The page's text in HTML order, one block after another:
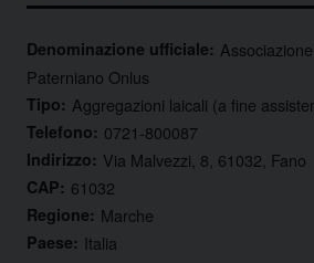
Denominazione ufficiale:
Paterniano Onlus
Tipo: Aggregazioni laicali (a fine
Telefono: 0721-800087
Indirizzo: Via Malvezzi, 8, 61032, Fano
CAP: 61032
Regione: Marche
Paese: Italia